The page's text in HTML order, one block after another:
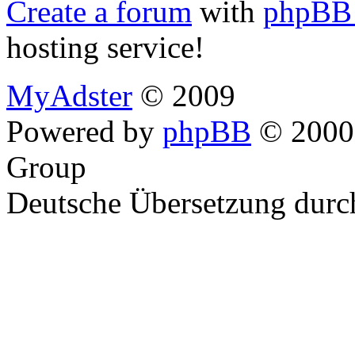
Create a forum with
hosting service!
MyAdster © 2009
Powered by phpBB ©
Group
Deutsche Übersetzung